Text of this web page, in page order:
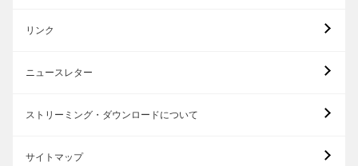
リンク
ニュースレター
ストリーミング・ダウンロードについて
サイトマップ